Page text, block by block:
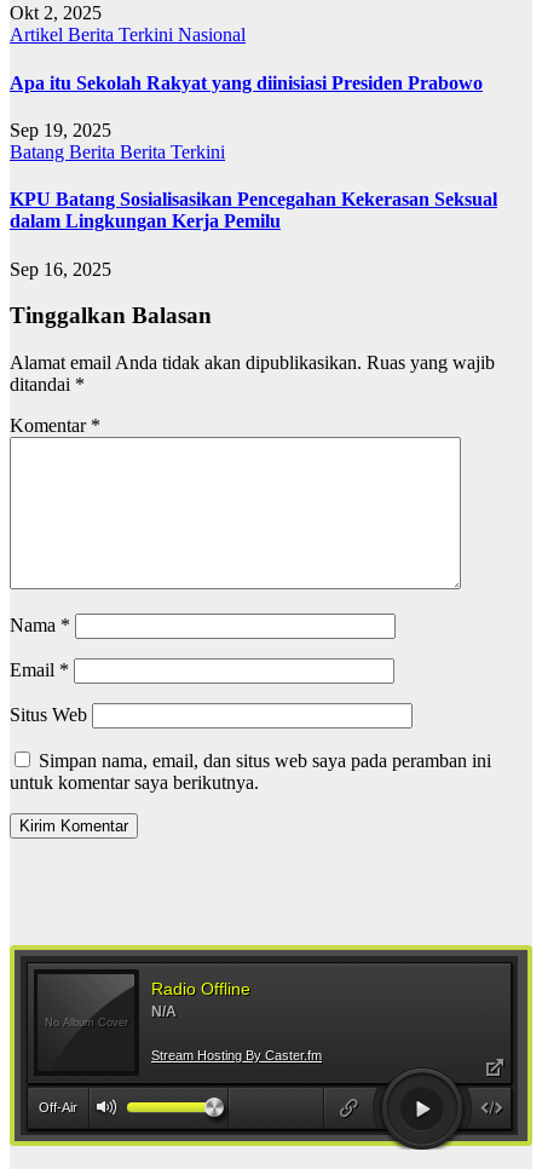
Okt 2, 2025
Artikel Berita Terkini Nasional
Apa itu Sekolah Rakyat yang diinisiasi Presiden Prabowo
Sep 19, 2025
Batang Berita Berita Terkini
KPU Batang Sosialisasikan Pencegahan Kekerasan Seksual
dalam Lingkungan Kerja Pemilu
Sep 16, 2025
Tinggalkan Balasan
Alamat email Anda tidak akan dipublikasikan. Ruas yang wajib
ditandai *
Komentar *
Nama *
Email *
Situs Web
Simpan nama, email, dan situs web saya pada peramban ini
untuk komentar saya berikutnya.